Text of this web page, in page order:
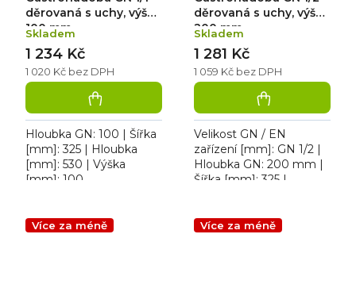
děrovaná s uchy, výška
100 mm
Skladem
1 020 Kč bez DPH
1 234 Kč
Hloubka GN: 100 | Šířka
[mm]: 325 | Hloubka
[mm]: 530 | Výška
[mm]: 100.
přepravu, ohřev a výdej
děrovaná s uchy, výška
200 mm
Skladem
1 059 Kč bez DPH
1 281 Kč
Velikost GN / EN
zařízení [mm]: GN 1/2 |
Hloubka GN: 200 mm |
Šířka [mm]: 325 |
Gastronádoba 1/2
Více za méně Více za méně